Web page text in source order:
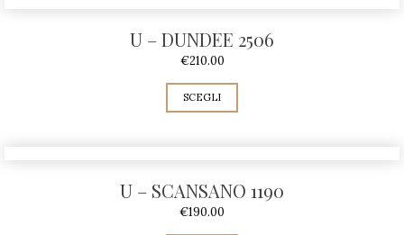
U – DUNDEE 2506
€210.00
SCEGLI
U – SCANSANO 1190
€190.00